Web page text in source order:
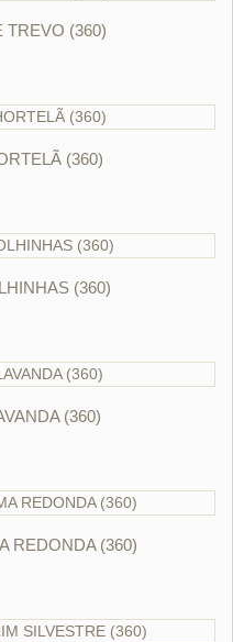
TREVO (360)
(360)
(360)
(360)
REDONDA (360)